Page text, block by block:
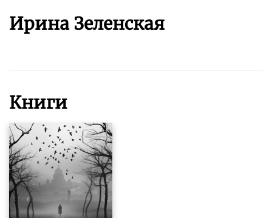
Ирина Зеленская
Книги